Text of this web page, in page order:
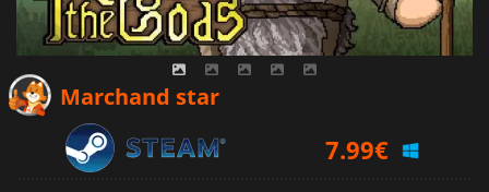
Marchand star
7.99€